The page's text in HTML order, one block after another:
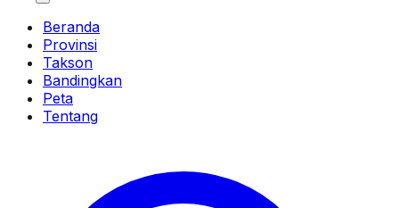
Beranda
Provinsi
Takson
Bandingkan
Peta
Tentang